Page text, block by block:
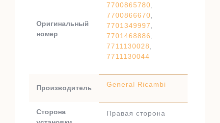
Оригинальный
номер
7700865780
7700866670
7701349997
7701468886
7711130028
7711130044
Производитель General Ricambi
Сторона
Правая сторона